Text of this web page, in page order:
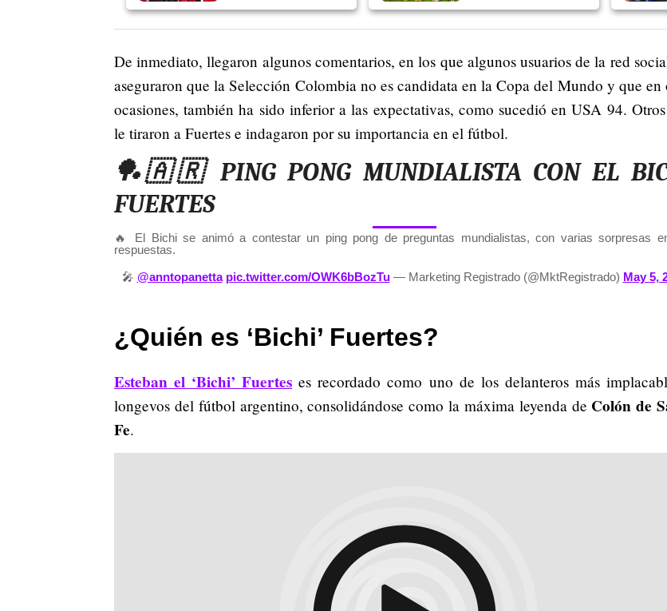
De inmediato, llegaron algunos comentarios, en los que algunos usuarios de la red
aseguraron que la Selección Colombia no es candidata en la Copa del Mundo y que en
ocasiones, también ha sido inferior a las expectativas, como sucedió en USA 94.
le tiraron a Fuertes e indagaron por su importancia en el fútbol.
🏓🇦🇷 PING PONG MUNDIALISTA CON EL
FUERTES
🔥 El Bichi se animó a contestar un ping pong de preguntas mundialistas, con varias sorpresas
respuestas.
🎤 @anntopanetta pic.twitter.com/OWK6bBozTu — Marketing Registrado (@MktRegistrado) May 5,
¿Quién es ‘Bichi’ Fuertes?
Esteban el ‘Bichi’ Fuertes es recordado como uno de los delanteros más
longevos del fútbol argentino, consolidándose como la máxima leyenda de Colón de
Fe.